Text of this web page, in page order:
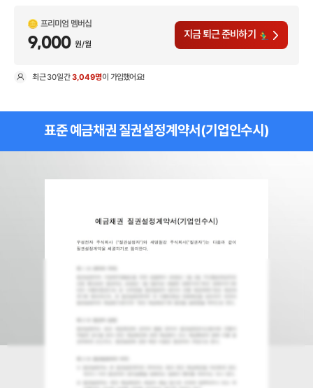
프리미엄 멤버십
9,000 원/월
지금 퇴근 준비하기
최근30일간3,049명이 가입했어요!
표준 예금채권 질권설정계약서(기업인수시)